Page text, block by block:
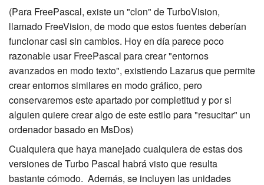
(Para FreePascal, existe un "clon" de TurboVision,
llamado FreeVision, de modo que estos fuentes deberían
funcionar casi sin cambios. Hoy en día parece poco
razonable usar FreePascal para crear "entornos
avanzados en modo texto", existiendo Lazarus que permite
crear entornos similares en modo gráfico, pero
conservaremos este apartado por completitud y por si
alguien quiere crear algo de este estilo para "resucitar" un
ordenador basado en MsDos)
Cualquiera que haya manejado cualquiera de estas dos
versiones de Turbo Pascal habrá visto que resulta
bastante cómodo. Además, se incluyen las unidades